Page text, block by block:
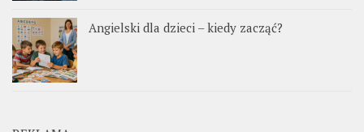
Angielski dla dzieci – kiedy zacząć?